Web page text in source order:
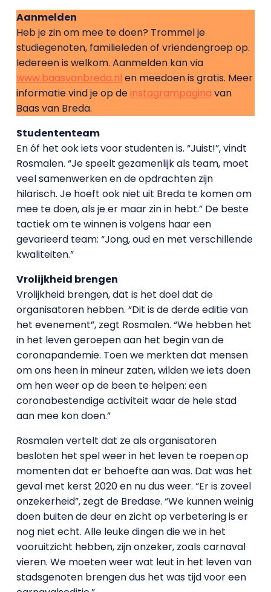
Aanmelden
Heb je zin om mee te doen? Trommel je
studiegenoten, familieleden of vriendengroep op.
Iedereen is welkom. Aanmelden kan via
www.baasvanbreda.nl en meedoen is gratis. Meer
informatie vind je op de instagrampagina van
Baas van Breda.
Studententeam
En óf het ook iets voor studenten is. “Juist!”, vindt
Rosmalen. “Je speelt gezamenlijk als team, moet
veel samenwerken en de opdrachten zijn
hilarisch. Je hoeft ook niet uit Breda te komen om
mee te doen, als je er maar zin in hebt.” De beste
tactiek om te winnen is volgens haar een
gevarieerd team: “Jong, oud en met verschillende
kwaliteiten.”
Vrolijkheid brengen
Vrolijkheid brengen, dat is het doel dat de
organisatoren hebben. “Dit is de derde editie van
het evenement”, zegt Rosmalen. “We hebben het
in het leven geroepen aan het begin van de
coronapandemie. Toen we merkten dat mensen
om ons heen in mineur zaten, wilden we iets doen
om hen weer op de been te helpen: een
coronabestendige activiteit waar de hele stad
aan mee kon doen.”
Rosmalen vertelt dat ze als organisatoren
besloten het spel weer in het leven te roepenop
momenten dat er behoefte aan was. Dat was het
geval met kerst 2020 en nu dus weer. “Er is zoveel
onzekerheid”, zegt de Bredase. “We kunnen weinig
doen buiten de deur en zicht op verbetering is er
nog niet echt. Alle leuke dingen die we in het
vooruitzicht hebben, zijn onzeker, zoals carnaval
vieren. We moeten weer wat leut in het leven van
stadsgenoten brengen dus het was tijd voor een